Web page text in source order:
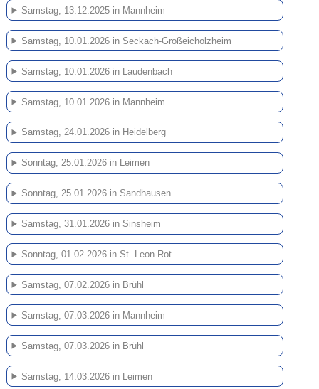
Samstag, 13.12.2025 in Mannheim
Samstag, 10.01.2026 in Seckach-Großeicholzheim
Samstag, 10.01.2026 in Laudenbach
Samstag, 10.01.2026 in Mannheim
Samstag, 24.01.2026 in Heidelberg
Sonntag, 25.01.2026 in Leimen
Sonntag, 25.01.2026 in Sandhausen
Samstag, 31.01.2026 in Sinsheim
Sonntag, 01.02.2026 in St. Leon-Rot
Samstag, 07.02.2026 in Brühl
Samstag, 07.03.2026 in Mannheim
Samstag, 07.03.2026 in Brühl
Samstag, 14.03.2026 in Leimen